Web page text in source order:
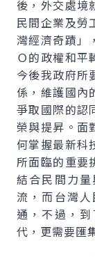
後，外交處境
民間企業及勞
灣經濟奇蹟」
Ｏ的政權和平
今後我政府所
係，維護國內
爭取國際的認
榮與提昇。面
何掌握最新科
所面臨的重要
結合民間力
流，而台灣
通，不過，
代，更需要匯